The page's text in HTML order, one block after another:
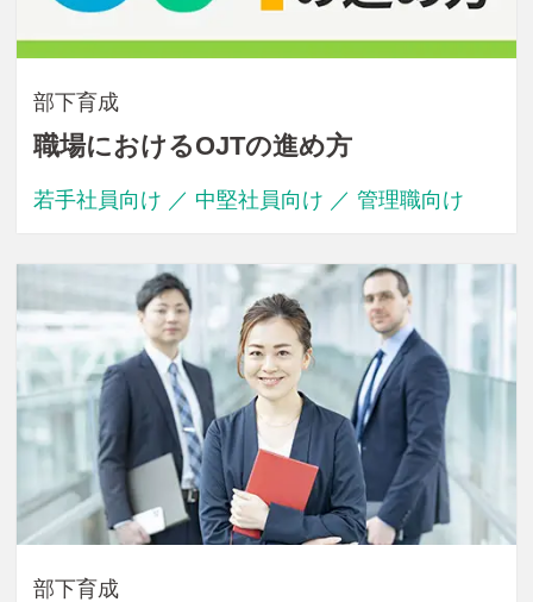
部下育成
職場におけるOJTの進め方
若手社員向け ／ 中堅社員向け ／ 管理職向け
部下育成